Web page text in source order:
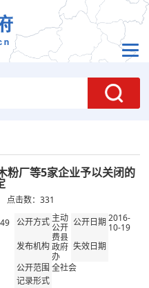
粉厂等5家企业予以关闭的
点击数：331
公开方式主动
公开 公开日期2016-
10-19
发布机构
费县
政府
办
失效日期
公开范围全社会
记录形式